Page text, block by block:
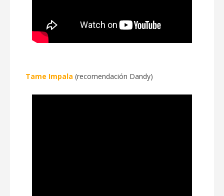
Tame Impala (recomendación Dandy)